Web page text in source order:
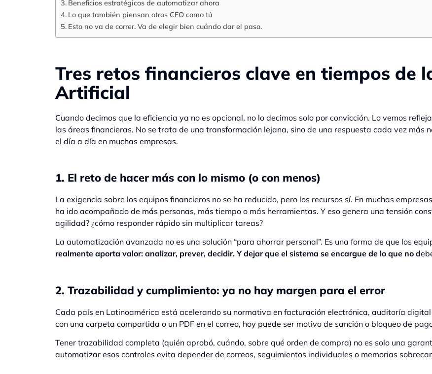
Beneficios estratégicos de automatizar ahora
Lo que también piensan otros CFO como tú
Esto no va de correr. Va de elegir bien cuándo dar el paso.
Tres retos financieros clave en tiempos de
Artificial
Cuando decimos que la eficiencia ya no es opcional, no lo decimos solo por convicción. Lo vemos
las áreas financieras. No se trata de una transformación lejana, sino de una respuesta cada vez más
el día a día en muchas empresas.
1. El reto de hacer más con lo mismo (o con menos)
La exigencia sobre los equipos financieros no se ha reducido, pero los recursos sí. En muchas
ha ido acompañado de más personas, más tiempo o más herramientas. Y eso genera una tensión
agilidad? ¿cómo responder rápido sin multiplicar tareas?
La automatización avanzada no es una solución “para ahorrar personal”. Es una forma de que los
realmente aporta valor: analizar, prever, decidir. Y dejar que el sistema se encargue de lo que no d
2. Trazabilidad y cumplimiento: ya no hay margen para el error
Cada país en Latinoamérica está acelerando su normativa en facturación electrónica, auditoría
con una carpeta compartida o un PDF en el correo, hoy puede ser motivo de sanción o bloqueo de
Tener trazabilidad completa (quién aprobó, cuándo, sobre qué orden de compra) no es solo una
automatizar esos controles evita depender de correos, seguimientos individuales o memorias